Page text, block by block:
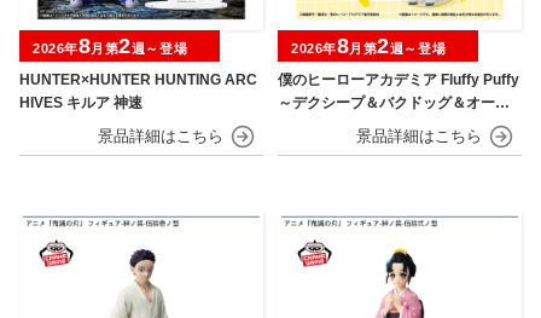
HUNTER×HUNTER HUNTING ARC
HIVES キルア 神速
2026年8月第2週～登場
僕のヒーローアカデミア Fluffy Puffy
～デクシープ＆バクドッグ＆オール
マイゴート～
2026年8月第2週～登場